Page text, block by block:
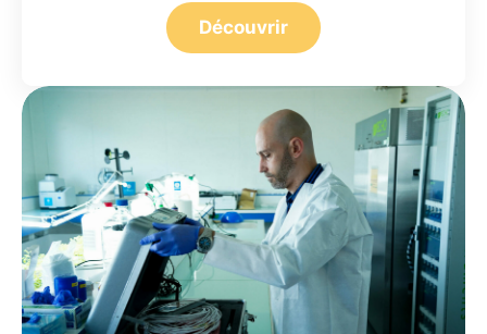
Découvrir